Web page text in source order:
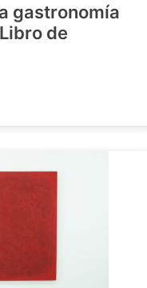
gastronomía
de